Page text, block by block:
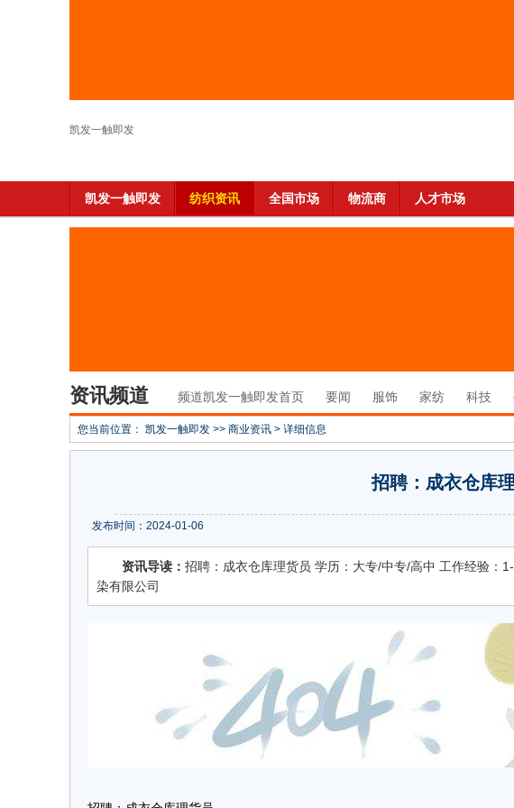
凯发一触即发
凯发一触即发 纺织资讯 全国市场 物流商 人才市场
资讯频道 频道凯发一触即发首页 要闻 服饰 家纺 科技
您当前位置： 凯发一触即发 >> 商业资讯 > 详细信息
招聘：成衣仓库
发布时间：2024-01-06
资讯导读： 招聘：成衣仓库理货员 学历：大专/中专/高中 工作经验：
染有限公司